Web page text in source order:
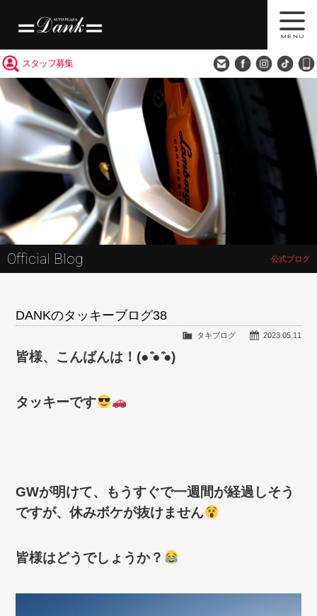
スタッフ募集
Official Blog 公式ブログ
DANKのタッキーブログ38
2023.05.11
タキブログ
皆様、こんばんは！ (●̍̑●̍̑●)
タッキーです
GWが明けて、もうすぐで一週間が経過しそう
ですが、休みボケが抜けません
皆様はどうでしょうか？